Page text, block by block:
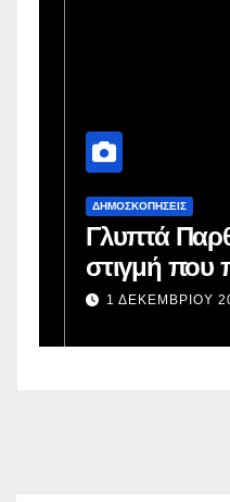
ΔΗΜΟΣΚΟΠΉΣΕΙΣ
Γλυπτά
στιγμή που
στην πατρίδα;
1 ΔΕΚΕΜΒΡΊΟΥ 2023